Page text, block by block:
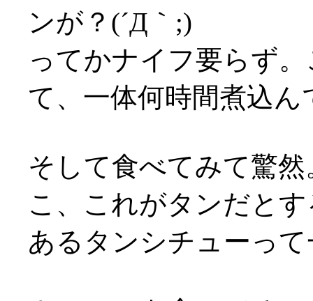
ンが？(´Д｀;)
ってかナイフ要らず
て、一体何時間煮込ん
そして食べてみて驚然
こ、これがタンだと
あるタンシチューっ